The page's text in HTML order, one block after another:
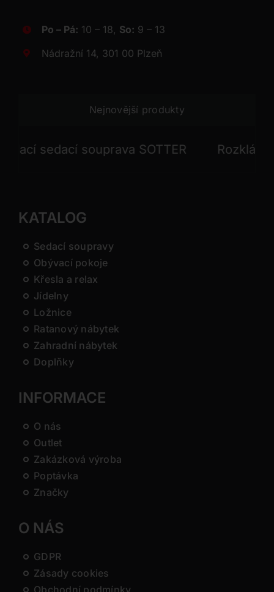
Po – Pá: 10 – 18, So: 9 – 13
Nádražní 14, 301 00 Plzeň
Nejnovější produkty
sedací souprava SOTTER Rozkládací
KATALOG
Sedací soupravy
Obývací pokoje
Křesla a relax
Jídelny
Ložnice
Ratanový nábytek
Zahradní nábytek
Doplňky
INFORMACE
O nás
Outlet
Zakázková výroba
Poptávka
Značky
O NÁS
GDPR
Zásady cookies